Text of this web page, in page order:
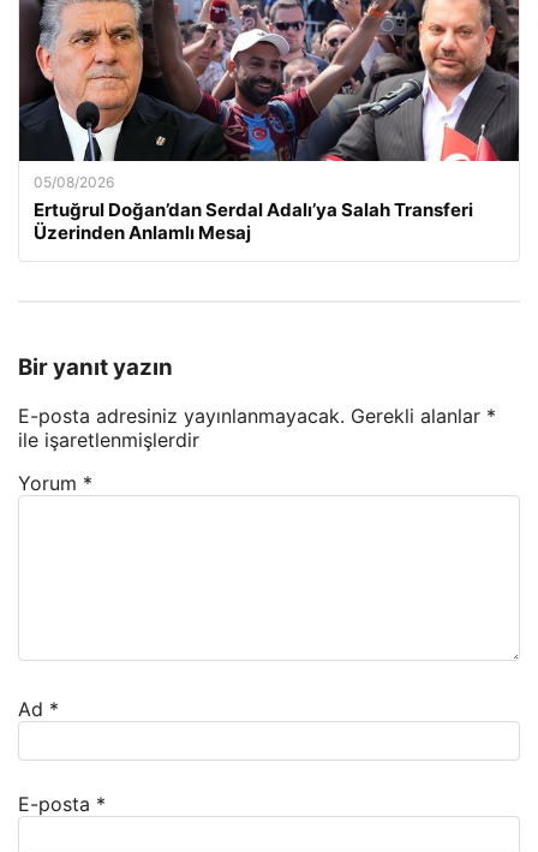
05/08/2026
Ertuğrul Doğan’dan Serdal Adalı’ya Salah Transferi
Üzerinden Anlamlı Mesaj
Bir yanıt yazın
E-posta adresiniz yayınlanmayacak. Gerekli alanlar *
ile işaretlenmişlerdir
Yorum *
Ad *
E-posta *